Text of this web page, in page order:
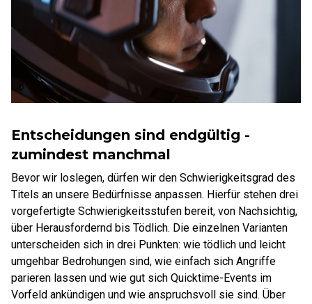
Entscheidungen sind endgültig -
zumindest manchmal
Bevor wir loslegen, dürfen wir den Schwierigkeitsgrad des
Titels an unsere Bedürfnisse anpassen. Hierfür stehen drei
vorgefertigte Schwierigkeitsstufen bereit, von Nachsichtig,
über Herausfordernd bis Tödlich. Die einzelnen Varianten
unterscheiden sich in drei Punkten: wie tödlich und leicht
umgehbar Bedrohungen sind, wie einfach sich Angriffe
parieren lassen und wie gut sich Quicktime-Events im
Vorfeld ankündigen und wie anspruchsvoll sie sind. Über